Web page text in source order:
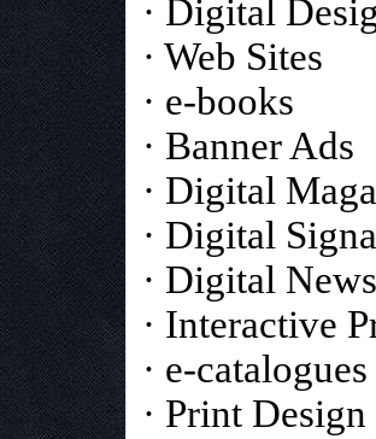
· Digital
· Web Sites
· e-books
· Banner Ads
· Digital
· Digital
· Digital
· Interactive
· e-catalogues
· Print